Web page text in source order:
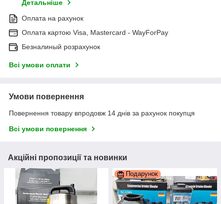
Детальніше
Оплата на рахунок
Оплата картою Visa, Mastercard - WayForPay
Безналиный розрахунок
Всі умови оплати
Умови повернення
Повернення товару впродовж 14 днів за рахунок покупця
Всі умови повернення
Акційні пропозиції та новинки
Подарунок